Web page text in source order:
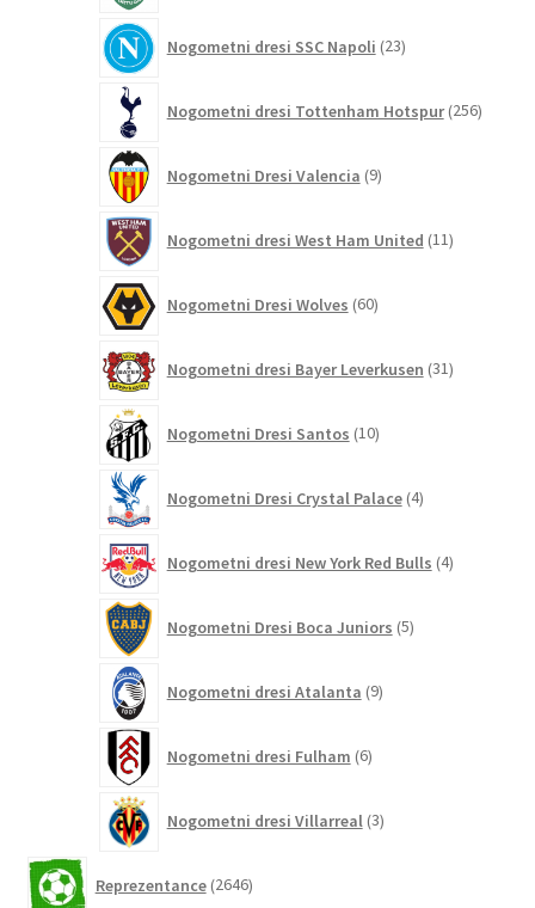
Nogometni dresi SSC Napoli 23izdelkov
Nogometni dresi Tottenham Hotspur 256
Nogometni Dresi Valencia 9izdelkov
Nogometni dresi West Ham United 11izdelkov
Nogometni Dresi Wolves 60izdelkov
Nogometni dresi Bayer Leverkusen 31izdelkov
Nogometni Dresi Santos 10izdelkov
Nogometni Dresi Crystal Palace 4izdelki
Nogometni dresi New York Red Bulls 4izdelki
Nogometni Dresi Boca Juniors 5izdelkov
Nogometni dresi Atalanta 9izdelkov
Nogometni dresi Fulham 6izdelkov
Nogometni dresi Villarreal 3izdelki
Reprezentance 2646izdelkov